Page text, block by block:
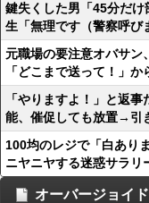
鍵失くした男「45分だ
生「無理です（警察呼び
元職場の要注意オバサン
「どこまで送って！」か
「やりますよ！」と返
能、催促しても放置→引
100均のレジで「白あり
ニヤニヤする迷惑サラリ
オーバージョイド